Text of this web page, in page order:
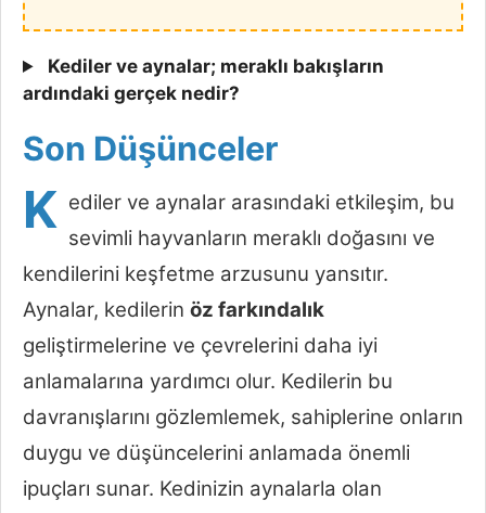
Kediler ve aynalar; meraklı bakışların
ardındaki gerçek nedir?
Son Düşünceler
K ediler ve aynalar arasındaki etkileşim, bu
sevimli hayvanların meraklı doğasını ve
kendilerini keşfetme arzusunu yansıtır.
Aynalar, kedilerin öz farkındalık
geliştirmelerine ve çevrelerini daha iyi
anlamalarına yardımcı olur. Kedilerin bu
davranışlarını gözlemlemek, sahiplerine onların
duygu ve düşüncelerini anlamada önemli
ipuçları sunar. Kedinizin aynalarla olan